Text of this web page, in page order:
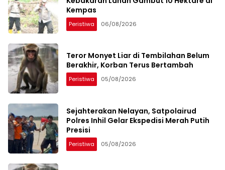
Kempas
Peristiwa 06/08/2026
Teror Monyet Liar di Tembilahan Belum
Berakhir, Korban Terus Bertambah
Peristiwa 05/08/2026
Sejahterakan Nelayan, Satpolairud
Polres Inhil Gelar Ekspedisi Merah Putih
Presisi
Peristiwa 05/08/2026